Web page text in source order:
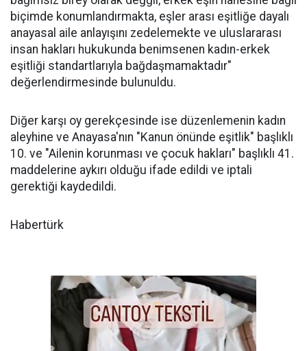
biçimde konumlandırmakta, eşler arası eşitliğe dayalı
anayasal aile anlayışını zedelemekte ve uluslararası
insan hakları hukukunda benimsenen kadın-erkek
eşitliği standartlarıyla bağdaşmamaktadır"
değerlendirmesinde bulunuldu.
Diğer karşı oy gerekçesinde ise düzenlemenin kadın
aleyhine ve Anayasa'nın "Kanun önünde eşitlik" başlıklı
10. ve "Ailenin korunması ve çocuk hakları" başlıklı 41.
maddelerine aykırı olduğu ifade edildi ve iptali
gerektiği kaydedildi.
Habertürk